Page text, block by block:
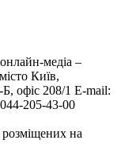
медіа –
Київ,
офіс 208/1 E-mail:
205-43-00
розміщених на